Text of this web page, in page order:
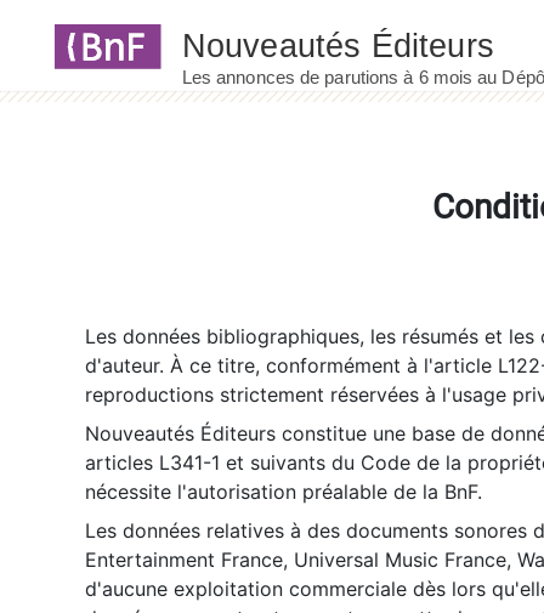
Les données bibliographiques, les résumés et
d'auteur. À ce titre, conformément à l'article
reproductions strictement réservées à l'usage
Nouveautés Éditeurs constitue une base de
articles L341-1 et suivants du Code de la
nécessite l'autorisation préalable de la BnF.
Les données relatives à des documents sonores
Entertainment France, Universal Music France,
d'aucune exploitation commerciale dès lors